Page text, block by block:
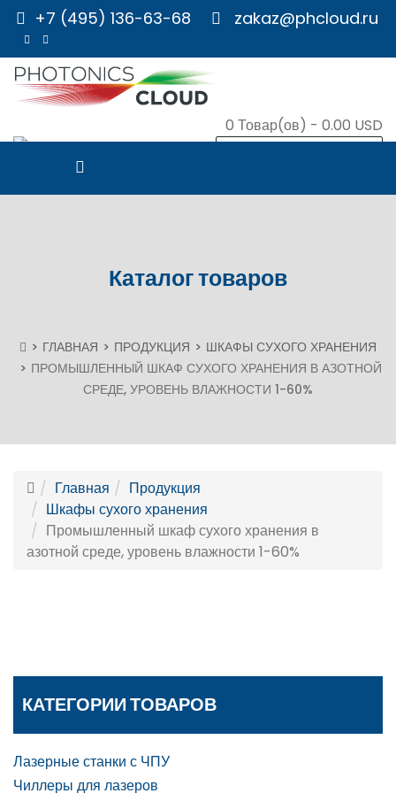
+7 (495) 136-63-68 zakaz@phcloud.ru
0 Товар(ов) - 0.00 USD
Каталог товаров
ГЛАВНАЯ ПРОДУКЦИЯ
ШКАФЫ СУХОГО ХРАНЕНИЯ
ПРОМЫШЛЕННЫЙ ШКАФ СУХОГО ХРАНЕНИЯ В АЗОТНОЙ
СРЕДЕ, УРОВЕНЬ ВЛАЖНОСТИ 1-60%
Главная
Продукция
Шкафы сухого хранения
Промышленный шкаф сухого хранения в
азотной среде, уровень влажности 1-60%
КАТЕГОРИИ ТОВАРОВ
Лазерные станки с ЧПУ
Чиллеры для лазеров